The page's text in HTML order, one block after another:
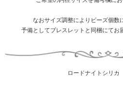
なおサイズ調整によりビーズ個数
予備としてブレスレットと同梱にてお
ロードナイトシリ